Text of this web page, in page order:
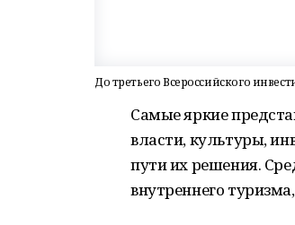
До третьего Всероссийского
Самые яркие
власти, культуры,
пути их решения.
внутреннего